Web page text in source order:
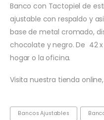
Banco con Tactopiel de
ajustable con respaldo y
base de metal cromado,
chocolate y negro. De 42
hogar o la oficina.
Visita nuestra tienda online,
Bancos Ajustables